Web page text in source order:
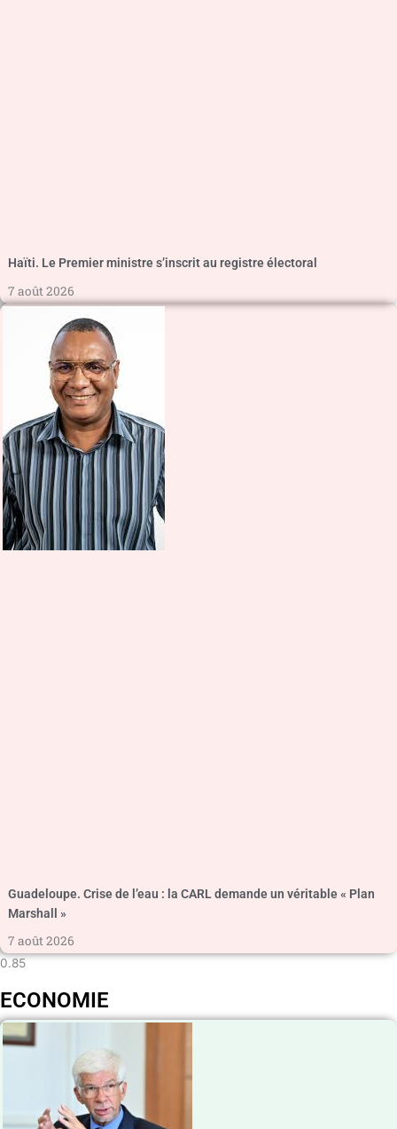
Haïti. Le Premier ministre s’inscrit au registre électoral
7 août 2026
Guadeloupe. Crise de l’eau : la CARL demande un véritable « Plan
Marshall »
7 août 2026
ECONOMIE